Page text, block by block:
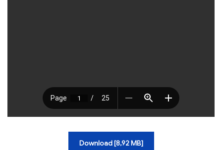
Download [8,92 MB]